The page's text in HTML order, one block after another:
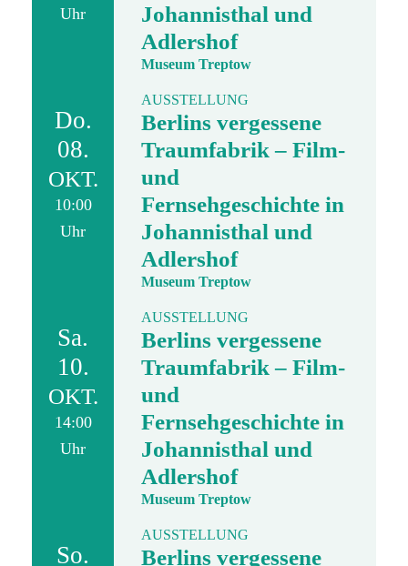
Uhr
Johannisthal und
Adlershof
Museum Treptow
Do.
08.
OKT.
10:00
Uhr
AUSSTELLUNG
Berlins vergessene
Traumfabrik – Film-
und
Fernsehgeschichte in
Johannisthal und
Adlershof
Museum Treptow
Sa.
10.
OKT.
14:00
Uhr
AUSSTELLUNG
Berlins vergessene
Traumfabrik – Film-
und
Fernsehgeschichte in
Johannisthal und
Adlershof
Museum Treptow
So.
AUSSTELLUNG
Berlins vergessene